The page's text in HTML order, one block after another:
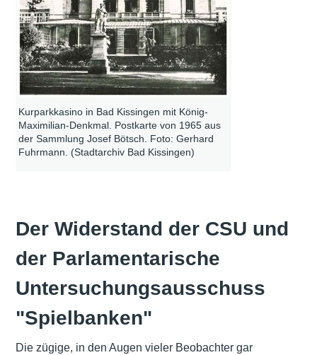
Kurparkkasino in Bad Kissingen mit König-
Maximilian-Denkmal. Postkarte von 1965 aus
der Sammlung Josef Bötsch. Foto: Gerhard
Fuhrmann. (Stadtarchiv Bad Kissingen)
Der Widerstand der CSU und
der Parlamentarische
Untersuchungsausschuss
"Spielbanken"
Die zügige, in den Augen vieler Beobachter gar